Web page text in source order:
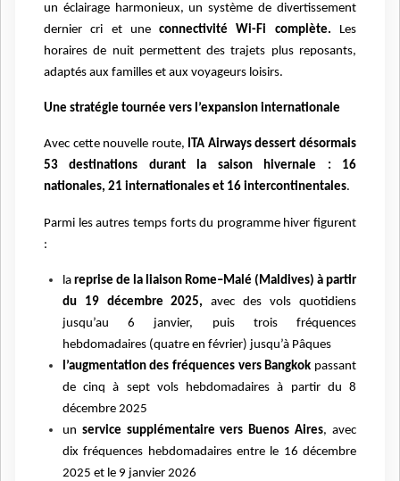
un éclairage harmonieux, un système de divertissement
dernier cri et uneconnectivité Wi-Fi complète. Les
horaires de nuit permettent des trajets plus reposants,
adaptés aux familles et aux voyageurs loisirs.
Une stratégie tournée vers l’expansion internationale
Avec cette nouvelle route, ITA Airways dessert désormais
53 destinations durant la saison hivernale : 16
nationales, 21 internationales et 16 intercontinentales.
Parmi les autres temps forts du programme hiver figurent
:
la reprise de la liaison Rome–Malé (Maldives) à partir
du 19 décembre 2025,avec des vols quotidiens
jusqu’au 6 janvier, puis trois fréquences
hebdomadaires (quatre en février) jusqu’à Pâques
l’augmentation des fréquences vers Bangkok passant
de cinq à sept vols hebdomadaires à partir du 8
décembre 2025
un service supplémentaire vers Buenos Aires, avec
dix fréquences hebdomadaires entre le 16 décembre
2025 et le 9 janvier 2026